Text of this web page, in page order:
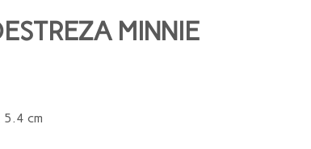
MINNIE
5.4 cm